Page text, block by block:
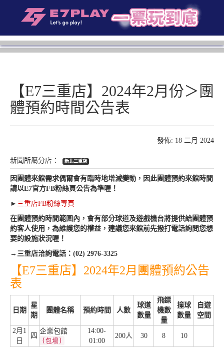
【E7三重店】2024年2月份＞團
體預約時間公告表
發佈: 18 二月 2024
新北三重店
因團體來館需求偶爾會有臨時地增減變動，因此團體預約來館時間
請以E7官方FB粉絲頁公告為準喔！
► 三重店FB粉絲專頁
在團體預約時間範圍內，會有部分球道及遊戲機台將提供給團體預
約客人使用，為維護您的權益，建議您來館前先撥打電話詢問您想
要的設施狀況喔！
→三重店洽詢電話：(02) 2976-3325
【E7三重店】2024年2月團體預約公告
表
日期
星
期
團體名稱 預約時間 人數
球道
數量
飛鏢
機數
量
撞球
數量
自遊
空間
2月1
日
四
企業包館
(包場)
14:00-
01:00
200人 30 8 10